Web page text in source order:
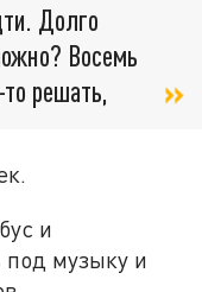
Долго
Восемь
решать,
и
под музыку и